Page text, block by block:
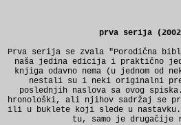
prva serija
Prva serija se zvala "Porodična
naša jedina edicija i praktično
knjiga odavno nema (u jednom od
nestali su i neki originalni
poslednjih naslova sa ovog spiska.
hronološki, ali njihov sadržaj se
ili u buklete koji slede u
tu, samo je drugačije